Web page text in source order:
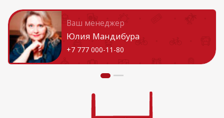
Ваш менеджер
Юлия Мандибура
+7 777 000-11-80